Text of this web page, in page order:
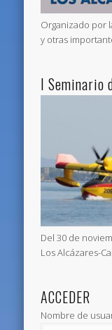
Organizado por
y otras
I Seminario
Del 30 de
Los Alcázares-
ACCEDER
Nombre de